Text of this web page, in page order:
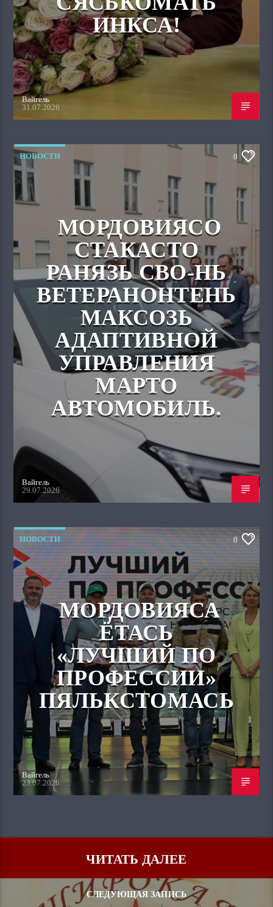
ИНКСА!
Вайгель
31.07.2026
НОВОСТИ 0
МОРДОВИЯСО
СТАКАСТО
РАНЯЗЬ СВО-НЬ
ВЕТЕРАНОНТЕНЬ
МАКСОЗЬ
АДАПТИВНОЙ
УПРАВЛЕНИЯ
МАРТО
АВТОМОБИЛЬ.
Вайгель
29.07.2026
НОВОСТИ 0
МОРДОВИЯСА
ЁТАСЬ
«ЛУЧШИЙ ПО
ПРОФЕССИИ»
ПЯЛЬКСТОМАСЬ
Вайгель
23.07.2026
ЧИТАТЬ ДАЛЕЕ
СЛЕДУЮЩАЯ ЗАПИСЬ